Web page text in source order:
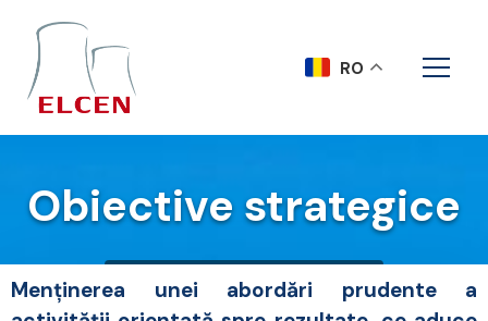
Obiective strategice
Obiective strategice
Menținerea unei abordări prudente a
RO